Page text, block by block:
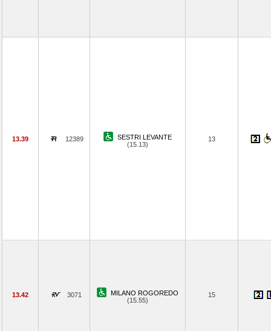
13.39 12389
SESTRI LEVANTE
(15.13)
13
13.42 3071
MILANO ROGOREDO
(15.55)
15